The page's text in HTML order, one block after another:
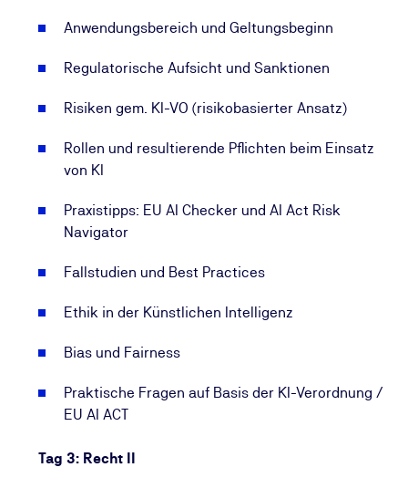
Unsere Prüfungen und Personenzertifizierungen
zeichnen sich dadurch aus, dass sie dem hohen
Akkreditierungsstelle) an die Regularien im
Zusätzlichzu Ihrem gebuchten Seminar erhalten
Sie Zugriff auf das
Bibliothek – Durchführung 100 % online und
mehrfach wiederholbar
Anwendungsbereich und Geltungsbeginn
Regulatorische Aufsicht und Sanktionen
Risiken gem. KI-VO (risikobasierter Ansatz)
Rollen und resultierende Pflichten beim Einsatz
von KI
Praxistipps: EU AI Checker und AI Act Risk
Navigator
Fallstudien und Best Practices
Ethik in der Künstlichen Intelligenz
Bias und Fairness
Praktische Fragen auf Basis der KI-Verordnung /
EU AI ACT
Tag 3: Recht II